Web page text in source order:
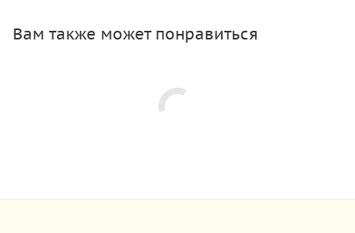
Вам также может понравиться